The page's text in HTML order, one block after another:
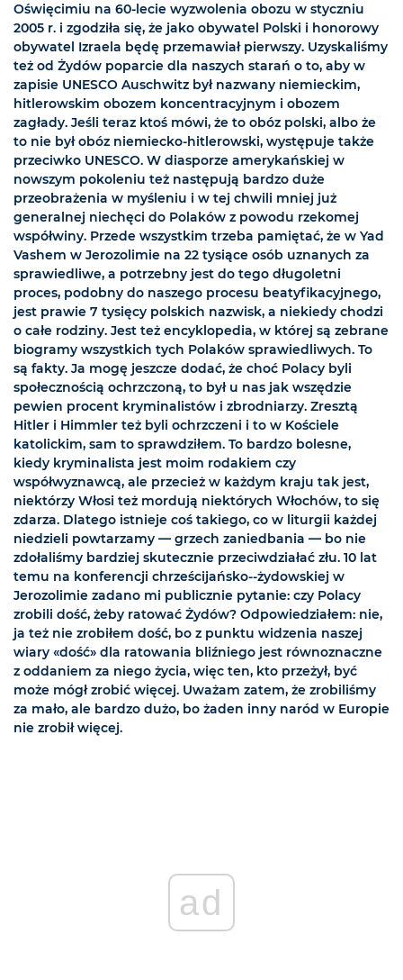
Oświęcimiu na 60-lecie wyzwolenia obozu w styczniu
2005 r. i zgodziła się, że jako obywatel Polski i honorowy
obywatel Izraela będę przemawiał pierwszy. Uzyskaliśmy
też od Żydów poparcie dla naszych starań o to, aby w
zapisie UNESCO Auschwitz był nazwany niemieckim,
hitlerowskim obozem koncentracyjnym i obozem
zagłady. Jeśli teraz ktoś mówi, że to obóz polski, albo że
to nie był obóz niemiecko-hitlerowski, występuje także
przeciwko UNESCO. W diasporze amerykańskiej w
nowszym pokoleniu też następują bardzo duże
przeobrażenia w myśleniu i w tej chwili mniej już
generalnej niechęci do Polaków z powodu rzekomej
współwiny. Przede wszystkim trzeba pamiętać, że w Yad
Vashem w Jerozolimie na 22 tysiące osób uznanych za
sprawiedliwe, a potrzebny jest do tego długoletni
proces, podobny do naszego procesu beatyfikacyjnego,
jest prawie 7 tysięcy polskich nazwisk, a niekiedy chodzi
o całe rodziny. Jest też encyklopedia, w której są zebrane
biogramy wszystkich tych Polaków sprawiedliwych. To
są fakty. Ja mogę jeszcze dodać, że choć Polacy byli
społecznością ochrzczoną, to był u nas jak wszędzie
pewien procent kryminalistów i zbrodniarzy. Zresztą
Hitler i Himmler też byli ochrzczeni i to w Kościele
katolickim, sam to sprawdziłem. To bardzo bolesne,
kiedy kryminalista jest moim rodakiem czy
współwyznawcą, ale przecież w każdym kraju tak jest,
niektórzy Włosi też mordują niektórych Włochów, to się
zdarza. Dlatego istnieje coś takiego, co w liturgii każdej
niedzieli powtarzamy — grzech zaniedbania — bo nie
zdołaliśmy bardziej skutecznie przeciwdziałać złu. 10 lat
temu na konferencji chrześcijańsko--żydowskiej w
Jerozolimie zadano mi publicznie pytanie: czy Polacy
zrobili dość, żeby ratować Żydów? Odpowiedziałem: nie,
ja też nie zrobiłem dość, bo z punktu widzenia naszej
wiary «dość» dla ratowania bliźniego jest równoznaczne
z oddaniem za niego życia, więc ten, kto przeżył, być
może mógł zrobić więcej. Uważam zatem, że zrobiliśmy
za mało, ale bardzo dużo, bo żaden inny naród w Europie
nie zrobił więcej.
ad